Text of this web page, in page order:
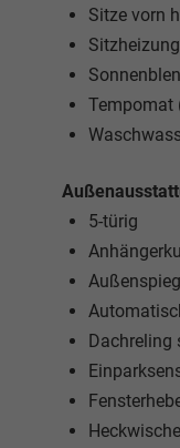
Sitze vorn
Tempomat
5-türig
Dachreling